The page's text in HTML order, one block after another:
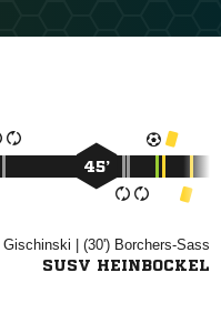
45’
 | (30') 
SUSV HEINBOCKEL